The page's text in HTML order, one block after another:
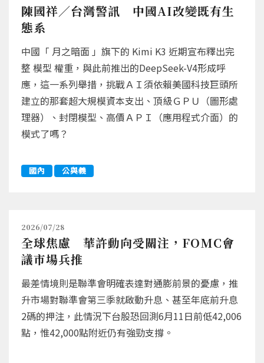
陳國祥／台灣警訊 中國AI改變既有生
態系
中國「 月之暗面 」旗下的 Kimi K3 近期宣布釋出完
整 模型 權重，與此前推出的DeepSeek-V4形成呼
應，這一系列舉措，挑戰ＡＩ須依賴美國科技巨頭所
建立的那套超大規模資本支出、頂級ＧＰＵ（圖形處
理器）、封閉模型、高價ＡＰＩ（應用程式介面）的
模式了嗎？
國內 公與義
2026/07/28
全球焦慮 華許動向受關注，FOMC會
議市場兵推
最差情境則是聯準會明確表達對通膨前景的憂慮，推
升市場對聯準會第三季就啟動升息、甚至年底前升息
2碼的押注，此情況下台股恐回測6月11日前低42,006
點，惟42,000點附近仍有強勁支撐。